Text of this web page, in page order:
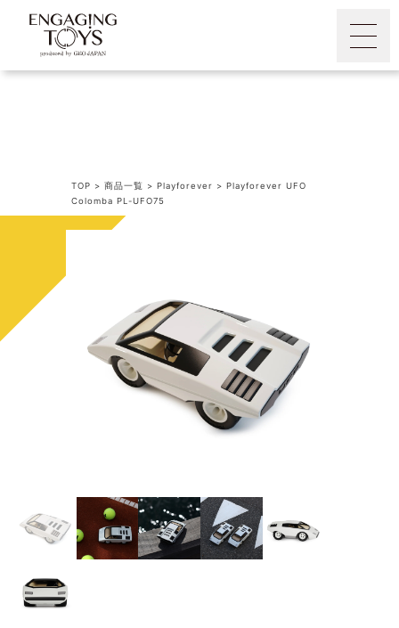
TOP > 商品一覧 > Playforever > Playforever UFO
Colomba PL-UFO75